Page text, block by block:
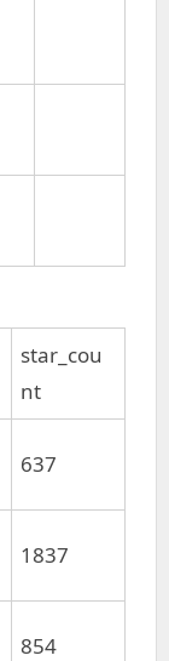
star_cou
nt
637
1837
854